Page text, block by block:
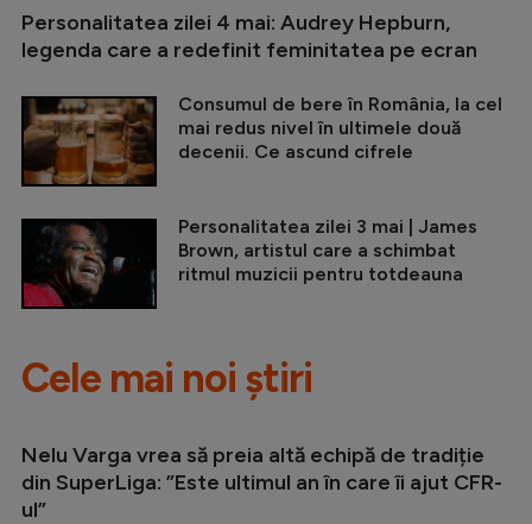
Personalitatea zilei 4 mai: Audrey Hepburn,
legenda care a redefinit feminitatea pe ecran
Consumul de bere în România, la cel
mai redus nivel în ultimele două
decenii. Ce ascund cifrele
Personalitatea zilei 3 mai | James
Brown, artistul care a schimbat
ritmul muzicii pentru totdeauna
Cele mai noi știri
Nelu Varga vrea să preia altă echipă de tradiție
din SuperLiga: ”Este ultimul an în care îi ajut CFR-
ul”